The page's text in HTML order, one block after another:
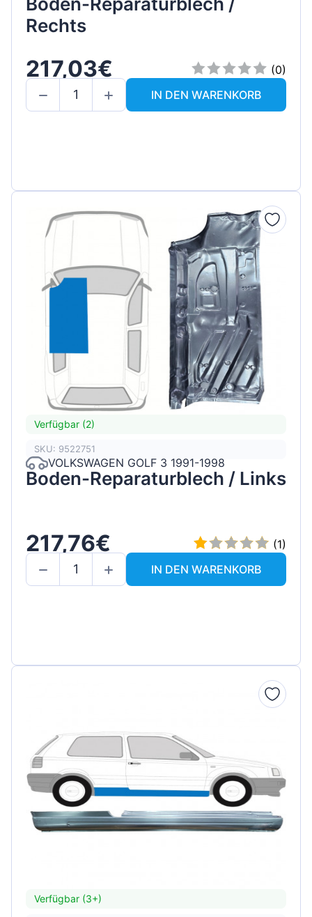
Rechts
217,03€
(0)
IN DEN WARENKORB
Verfügbar (2)
SKU: 9522751
VOLKSWAGEN GOLF 3 1991-1998
Boden-Reparaturblech / Links
217,76€
(1)
IN DEN WARENKORB
Verfügbar (3+)